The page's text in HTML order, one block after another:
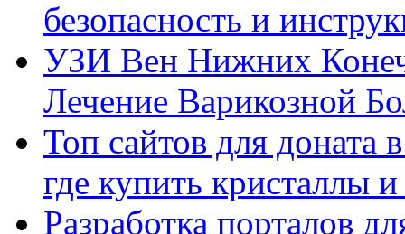
безопасность и
УЗИ Вен Нижних
Лечение Варикозной
Топ сайтов для
где купить кристаллы
Разработка порталов